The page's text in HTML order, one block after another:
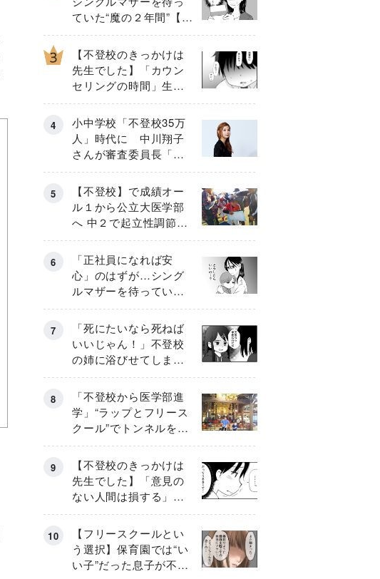
ていた“魔の２年間”【後
編】
【不登校のきっかけは
先生でした】「カウン
セリングの時間」生徒
の情報をバラしたの
は…《第２話》
小中学校「不登校35万
人」時代に 中川翔子
さんが審査委員長「不
登校生動画甲子園
2026」が開催
【不登校】で成績オー
ル１から公立大医学部
へ 中２で起立性調節障
害「治るまで３年」の
診断 そのとき母は
「正社員になれば安
心」のはずが…シング
ルマザーを待ってい
た“魔の２年間”【前編】
「死にたいなら死ねば
いいじゃん！」不登校
の姉に浴びせてしまっ
た言葉【番外編・後
編】
「不登校から医学部進
学」“ラップとフリース
クール”でトンネルを脱
して高校受験へ〔元野
球少年の実話〕
【不登校のきっかけは
先生でした】「意見の
ない人間は損する」担
任の一言が苦しみに…
《第１話》
【フリースクールとい
う選択】保育園では“い
い子”だった息子が不登